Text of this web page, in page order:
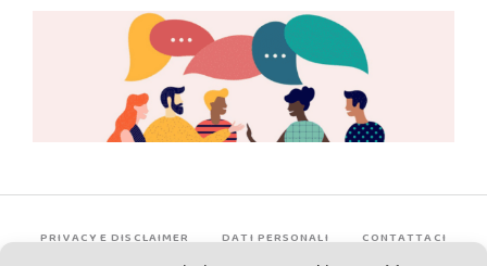
PRIVACY E DISCLAIMER DATI PERSONALI CONTATTACI